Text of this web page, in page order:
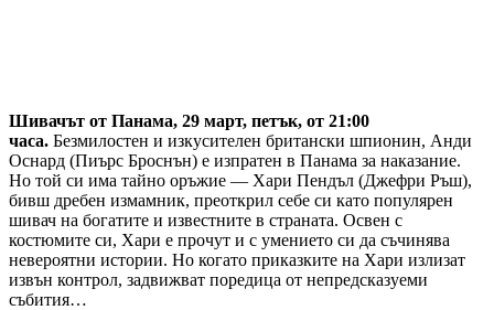
Шивачът от Панама, 29 март, петък, от 21:00
часа. Безмилостен и изкусителен британски шпионин, Анди
Оснард (Пиърс Броснън) е изпратен в Панама за наказание.
Но той си има тайно оръжие — Хари Пендъл (Джефри Ръш),
бивш дребен измамник, преоткрил себе си като популярен
шивач на богатите и известните в страната. Освен с
костюмите си, Хари е прочут и с умението си да съчинява
невероятни истории. Но когато приказките на Хари излизат
извън контрол, задвижват поредица от непредсказуеми
събития…